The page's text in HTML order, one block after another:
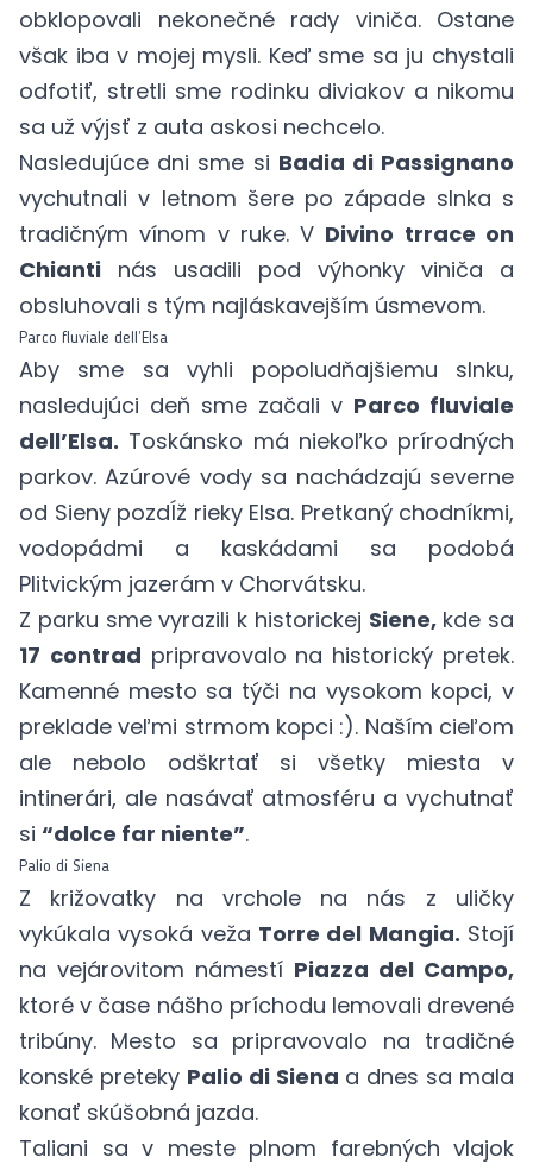
obklopovali nekonečné rady viniča. Ostane
však iba v mojej mysli. Keď sme sa ju chystali
odfotiť, stretli sme rodinku diviakov a nikomu
sa už výjsť z auta askosi nechcelo.
Nasledujúce dni sme si Badia di Passignano
vychutnali v letnom šere po západe slnka s
tradičným vínom v ruke. V Divino trrace on
Chianti nás usadili pod výhonky viniča a
obsluhovali s tým najláskavejším úsmevom.
Parco fluviale dell’Elsa
Aby sme sa vyhli popoludňajšiemu slnku,
nasledujúci deň sme začali v Parco fluviale
dell’Elsa. Toskánsko má niekoľko prírodných
parkov. Azúrové vody sa nachádzajú severne
od Sieny pozdĺž rieky Elsa. Pretkaný chodníkmi,
vodopádmi a kaskádami sa podobá
Plitvickým jazerám v Chorvátsku.
Z parku sme vyrazili k historickej Siene,kde sa
17 contrad pripravovalo na historický pretek.
Kamenné mesto sa týči na vysokom kopci, v
preklade veľmi strmom kopci :). Naším cieľom
ale nebolo odškrtať si všetky miesta v
intinerári, ale nasávať atmosféru a vychutnať
si “dolce far niente”.
Palio di Siena
Z križovatky na vrchole na nás z uličky
vykúkala vysoká veža Torre del Mangia. Stojí
na vejárovitom námestí Piazza del Campo,
ktoré v čase nášho príchodu lemovali drevené
tribúny. Mesto sa pripravovalo na tradičné
konské preteky Palio di Siena a dnes sa mala
konať skúšobná jazda.
Taliani sa v meste plnom farebných vlajok